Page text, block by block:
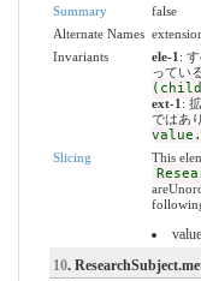
Summary
false
Alternate Names
Invariants
ele-1 :
ってい
ext-1 :
ではあ
Slicing
This
10.